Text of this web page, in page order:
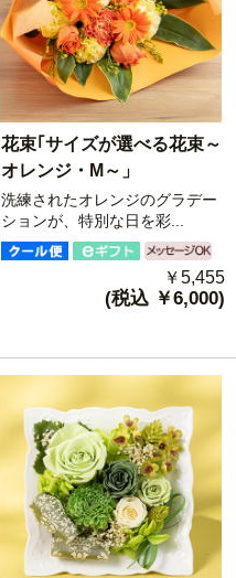
花束｢サイズが選べる花束～
オレンジ・M～」
洗練されたオレンジのグラデー
ションが、特別な日を彩...
￥5,455
(税込 ￥6,000)